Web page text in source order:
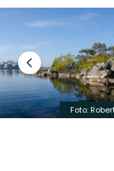
Föregående
bild
Foto: